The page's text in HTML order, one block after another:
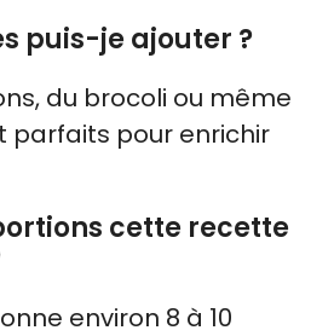
puis-je ajouter ?
du brocoli ou même
parfaits pour enrichir
cette recette
environ 8 à 10